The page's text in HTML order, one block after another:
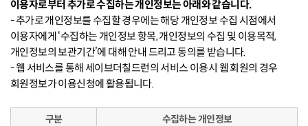
이용자로부터 추가로 수집하는 개인정보는 아래와 같습니다.
- 추가로 개인정보를 수집할 경우에는 해당 개인정보 수집 시점에서
이용자에게 ‘수집하는 개인정보 항목, 개인정보의 수집 및 이용목적,
개인정보의 보관기간’에 대해 안내 드리고 동의를 받습니다.
- 웹 서비스를 통해 세이브더칠드런의 서비스 이용시 웹 회원의 경우
회원정보가 이용신청에 활용됩니다.
구분 수집하는 개인정보